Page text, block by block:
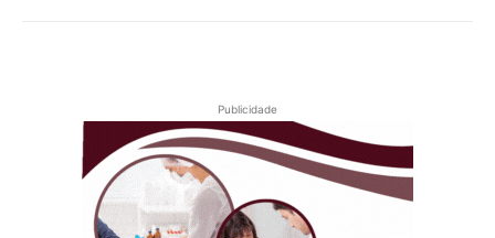
Publicidade